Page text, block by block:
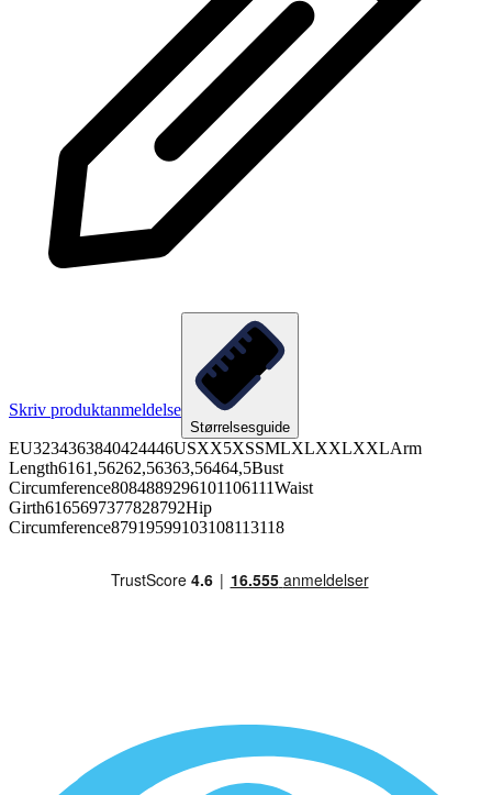
Skriv produktanmeldelse
Størrelsesguide
EU3234363840424446USXX5XSSMLXLXXLXXLArm
Length6161,56262,56363,56464,5Bust
Circumference8084889296101106111Waist
Girth6165697377828792Hip
Circumference87919599103108113118